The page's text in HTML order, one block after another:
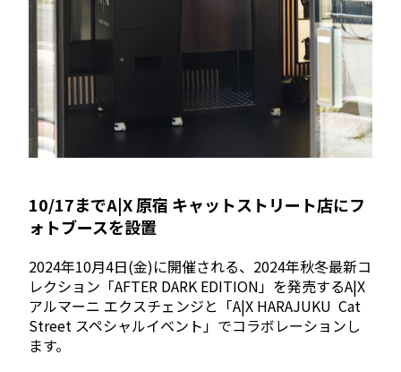
10/17までA|X 原宿 キャットストリート店にフ
ォトブースを設置
2024年10月4日(金)に開催される、2024年秋冬最新コ
レクション「AFTER DARK EDITION」を発売するA|X
アルマーニ エクスチェンジと「A|X HARAJUKU Cat
Street スペシャルイベント」でコラボレーションし
ます。